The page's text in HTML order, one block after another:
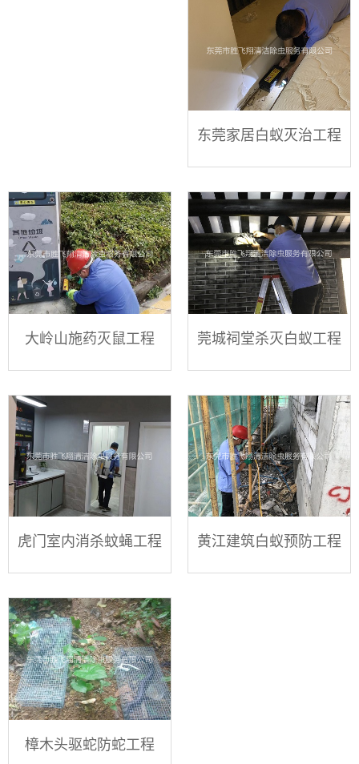
东莞家居白蚁灭治工程
大岭山施药灭鼠工程 莞城祠堂杀灭白蚁工程
虎门室内消杀蚊蝇工程 黄江建筑白蚁预防工程
樟木头驱蛇防蛇工程